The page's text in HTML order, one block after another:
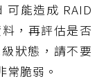
能造成 RAID
，再評估是否
狀態，請不要
常脆弱。